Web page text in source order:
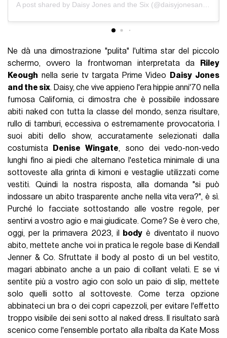
A post shared by Daisy Jones and the Six (@daisyjonesandthesix)
Ne dà una dimostrazione "pulita" l'ultima star del piccolo
schermo, ovvero la frontwoman interpretata da
Riley
Keough nella serie tv targata Prime Video
Daisy Jones
and the six. Daisy, che vive appieno l'era hippie anni'70 nella
fumosa California, ci dimostra che è possibile indossare
abiti naked con tutta la classe del mondo, senza risultare,
rullo di tamburi, eccessiva o estremamente provocatoria. I
suoi abiti dello show, accuratamente selezionati dalla
costumista Denise Wingate, sono dei vedo-non-vedo
lunghi fino ai piedi che alternano l'estetica minimale di una
sottoveste alla grinta di kimoni e vestaglie utilizzati come
vestiti. Quindi la nostra risposta, alla domanda "si può
indossare un abito trasparente anche nella vita vera?", è sì.
Purché lo facciate sottostando alle vostre regole, per
sentirvi a vostro agio e mai giudicate. Come? Se è vero che,
oggi, per la primavera 2023, il
body è diventato il nuovo
abito, mettete anche voi in pratica le regole base di Kendall
Jenner & Co. Sfruttate il body al posto di un bel vestito,
magari abbinato anche a un paio di collant velati. E se vi
sentite più a vostro agio con solo un paio di slip, mettete
solo quelli sotto al sottoveste. Come terza opzione
abbinateci un bra o dei copri capezzoli, per evitare l'effetto
troppo visibile dei seni sotto al naked dress. Il risultato sarà
scenico come l'ensemble portato alla ribalta da Kate Moss